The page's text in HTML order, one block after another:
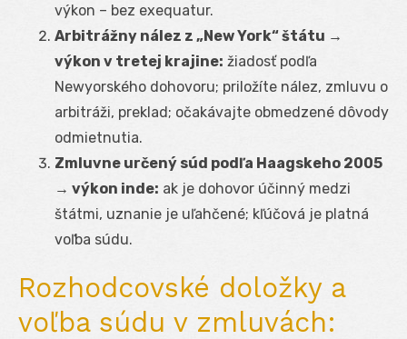
výkon – bez exequatur.
Arbitrážny nález z „New York“ štátu →
výkon v tretej krajine: žiadosť podľa
Newyorského dohovoru; priložíte nález, zmluvu o
arbitráži, preklad; očakávajte obmedzené dôvody
odmietnutia.
Zmluvne určený súd podľa Haagskeho 2005
→ výkon inde: ak je dohovor účinný medzi
štátmi, uznanie je uľahčené; kľúčová je platná
voľba súdu.
Rozhodcovské doložky a
voľba súdu v zmluvách: